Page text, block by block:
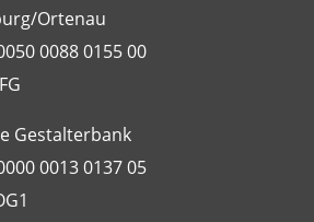
Ortenau
0088 0155 00
Gestalterbank
0013 0137 05